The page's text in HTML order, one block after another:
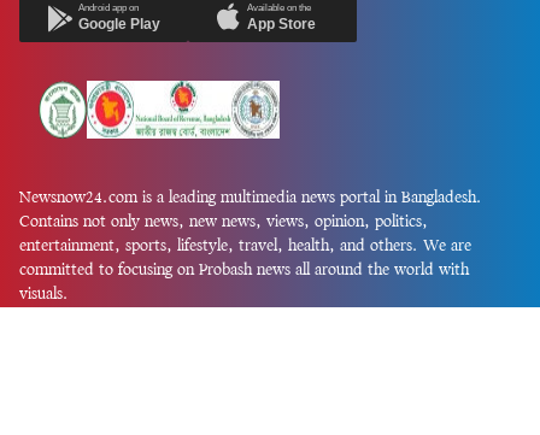
Android app on
Google Play
Available on the
App Store
Newsnow24.com is a leading multimedia news portal in Bangladesh.
Contains not only news, new news, views, opinion, politics,
entertainment, sports, lifestyle, travel, health, and others. We are
committed to focusing on Probash news all around the world with
visuals.